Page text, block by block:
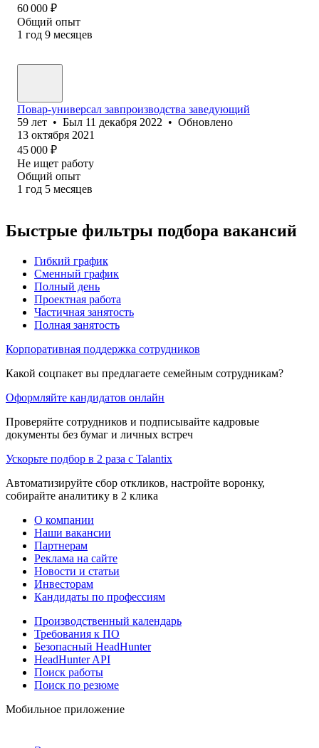
60 000 ₽
Общий опыт
1 год 9 месяцев
Повар-универсал завпроизводства заведующий
59 лет • Был 11 декабря 2022 • Обновлено
13 октября 2021
45 000 ₽
Не ищет работу
Общий опыт
1 год 5 месяцев
Быстрые фильтры подбора вакансий
Гибкий график
Сменный график
Полный день
Проектная работа
Частичная занятость
Полная занятость
Корпоративная поддержка сотрудников
Какой соцпакет вы предлагаете семейным сотрудникам?
Оформляйте кандидатов онлайн
Проверяйте сотрудников и подписывайте кадровые
документы без бумаг и личных встреч
Ускорьте подбор в 2 раза с Talantix
Автоматизируйте сбор откликов, настройте воронку,
собирайте аналитику в 2 клика
О компании
Наши вакансии
Партнерам
Реклама на сайте
Новости и статьи
Инвесторам
Кандидаты по профессиям
Производственный календарь
Требования к ПО
Безопасный HeadHunter
HeadHunter API
Поиск работы
Поиск по резюме
Мобильное приложение